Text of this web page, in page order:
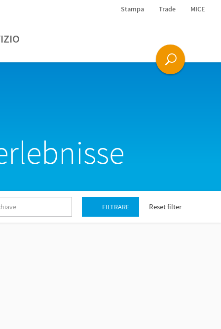
Stampa Trade MICE
FILTRARE Reset filter